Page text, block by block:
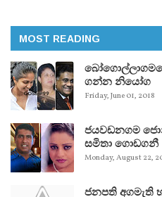
MOST READING
ගන්න නියෝග
Friday, June 01, 2018
ජයවඩනගම
සමිතා ගොඩගනී
Monday, August 22,
ජනපති අගමැති